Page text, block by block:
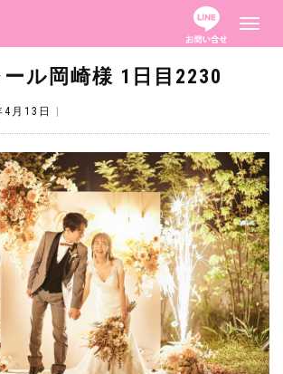
ナ
ゲ
切
替
え
ル岡崎様 1日目2230
月13日